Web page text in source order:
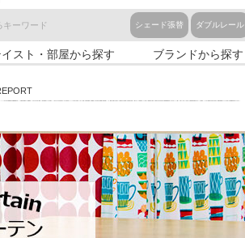
キーワード シェード張替 ダブルレール
イスト・部屋から探す ブランドから探す